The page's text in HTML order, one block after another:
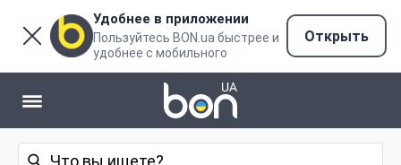
Удобнее в приложении
Пользуйтесь BON.ua быстрее и
удобнее с мобильного
Открыть